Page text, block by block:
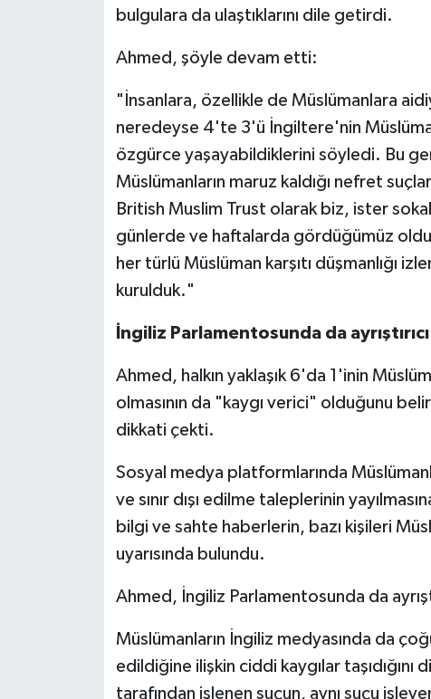
bulgulara da ulaştıklarını dile getirdi.
Ahmed, şöyle devam etti:
"İnsanlara, özellikle de Müslümanlara
neredeyse 4'te 3'ü İngiltere'nin
özgürce yaşayabildiklerini söyledi. Bu
Müslümanların maruz kaldığı nefret
British Muslim Trust olarak biz, ister
günlerde ve haftalarda gördüğümüz
her türlü Müslüman karşıtı düşmanlığı
kurulduk."
İngiliz Parlamentosunda da
Ahmed, halkın yaklaşık 6'da 1'inin
olmasının da "kaygı verici" olduğunu
dikkati çekti.
Sosyal medya platformlarında
ve sınır dışı edilme taleplerinin
bilgi ve sahte haberlerin, bazı kişileri
uyarısında bulundu.
Ahmed, İngiliz Parlamentosunda da
Müslümanların İngiliz medyasında da
edildiğine ilişkin ciddi kaygılar
tarafından işlenen suçun, aynı suçu
Malatya Müftülüğü
Manisa Müftülüğü
Mardin Müftülüğü
Mersin Müftülüğü
Muğla Müftülüğü
Muş Müftülüğü
Nevşehir Müftülüğü
Niğde Müftülüğü
Ordu Müftülüğü
Osmaniye Müftülüğü
Rize Müftülüğü
Sakarya Müftülüğü
Sinop Müftülüğü